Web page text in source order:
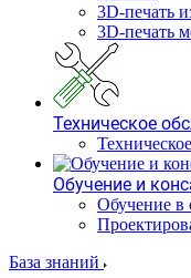
3D-печать
3D-печать
Техническое
Обучение и
Обучение в
База знаний